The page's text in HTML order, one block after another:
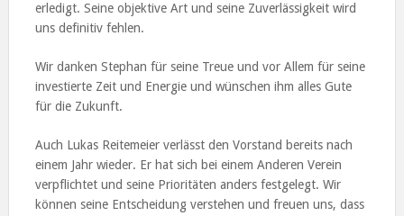
erledigt. Seine objektive Art und seine Zuverlässigkeit wird
uns definitiv fehlen.
Wir danken Stephan für seine Treue und vor Allem für seine
investierte Zeit und Energie und wünschen ihm alles Gute
für die Zukunft.
Auch Lukas Reitemeier verlässt den Vorstand bereits nach
einem Jahr wieder. Er hat sich bei einem Anderen Verein
verpflichtet und seine Prioritäten anders festgelegt. Wir
können seine Entscheidung verstehen und freuen uns, dass